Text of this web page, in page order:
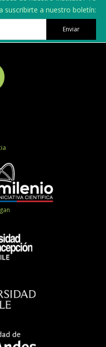
suscribirte a nuestro boletín:
Enviar